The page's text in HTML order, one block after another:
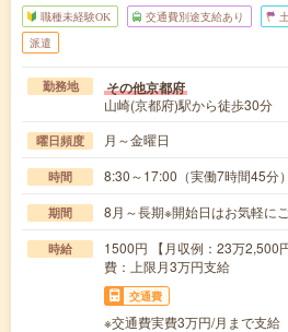
職種未経験OK 交通費別途支給あり
派遣
勤務地 その他京都府
山崎(京都府)駅から徒歩30分
曜日頻度 月～金曜日
時間 8:30～17:00（実働7時間45分
期間 8月～長期※開始日はお気軽に
時給
1500円 【月収例：23万2,500
費：上限月3万円支給
交通費
※交通費実費3万円/月まで支給